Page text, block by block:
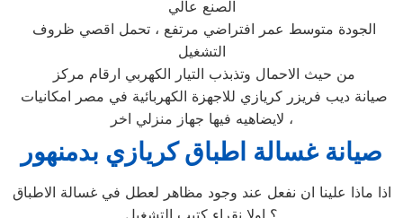
الصنع عالي
التشغيل
من حيث الاحمال وتذبذب التيار الكهربي ارقام مركز
لايضاهيه فيها جهاز منزلي اخر ،
صيانة غسالة اطباق كريازي بدمنهور
اذا ماذا علينا ان نفعل عند وجود مظاهر لعطل في غسالة الاطباق
؟ اولا نقراء كتيب التشغيل